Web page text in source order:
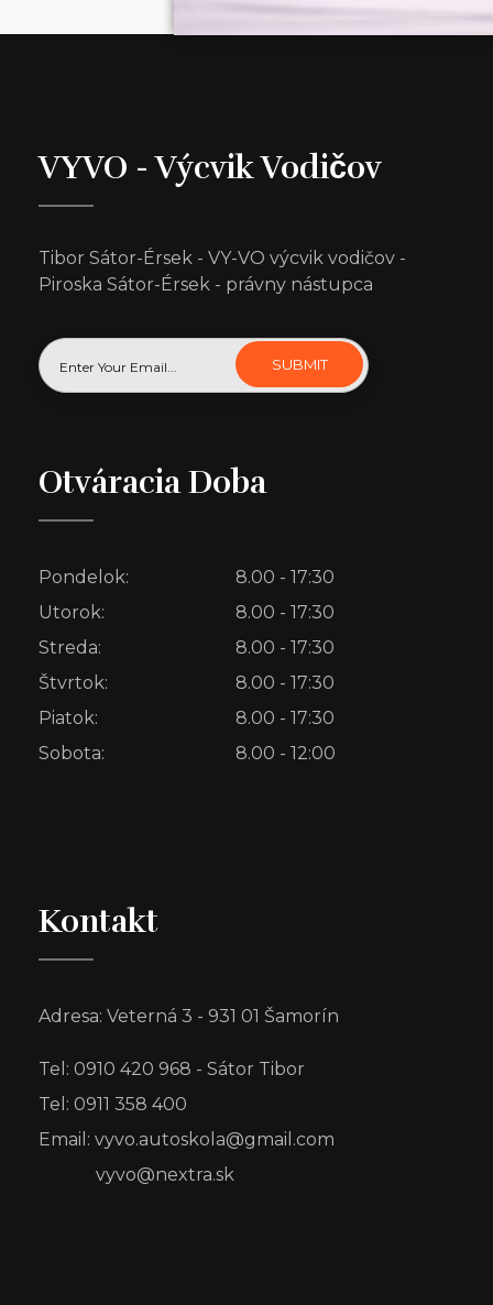
VYVO - Výcvik Vodičov
Tibor Sátor-Érsek - VY-VO výcvik vodičov -
Piroska Sátor-Érsek - právny nástupca
Otváracia Doba
Pondelok:
8.00 - 17:30
Utorok:
8.00 - 17:30
Streda:
8.00 - 17:30
Štvrtok:
8.00 - 17:30
Piatok:
8.00 - 17:30
Sobota:
8.00 - 12:00
Kontakt
Adresa: Veterná 3 - 931 01 Šamorín
Tel: 0910 420 968 - Sátor Tibor
Tel: 0911 358 400
Email: vyvo.autoskola@gmail.com
vyvo@nextra.sk